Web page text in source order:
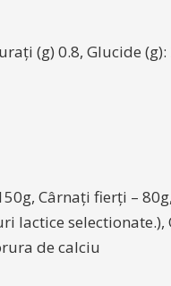
(g) 0.8, Glucide
Cârnați fierți –
lactice
de calciu